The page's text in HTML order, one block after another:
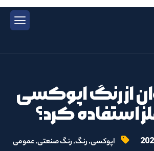
از رنگ اپوکسی
استفاده کرد؟
اپوکسی,رنگ,رنگ صنعتی,عمومی